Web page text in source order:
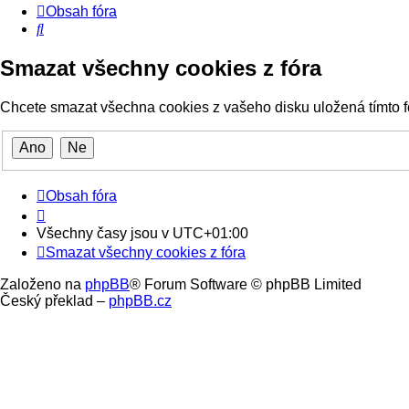
Obsah fóra
Hledat
Smazat všechny cookies z fóra
Chcete smazat všechna cookies z vašeho disku uložená tímto
Obsah fóra
Všechny časy jsou v UTC+01:00
Smazat všechny cookies z fóra
Založeno na phpBB® Forum Software © phpBB Limited
Český překlad – phpBB.cz